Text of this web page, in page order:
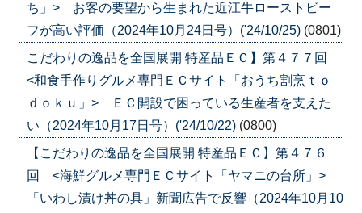
ち」> お客の要望から生まれた近江牛ローストビー
フが高い評価（2024年10月24日号）('24/10/25) (0801)
こだわりの逸品を全国展開 特産品ＥＣ】第４７７回
<和食手作りグルメ専門ＥＣサイト「おうち割烹ｔｏ
ｄｏｋｕ」> ＥＣ開設で困っている生産者を支えた
い（2024年10月17日号）('24/10/22) (0800)
【こだわりの逸品を全国展開 特産品ＥＣ】第４７６
回 <海鮮グルメ専門ＥＣサイト「ヤマニの台所」>
「いわし漬け丼の具」新聞広告で反響（2024年10月10